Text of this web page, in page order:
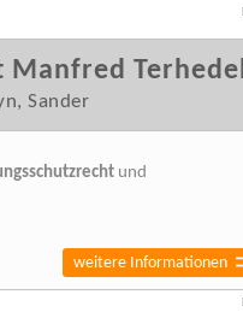
Manfred
Sander
und
weitere Informationen